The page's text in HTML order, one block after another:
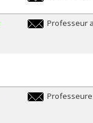
Professeur